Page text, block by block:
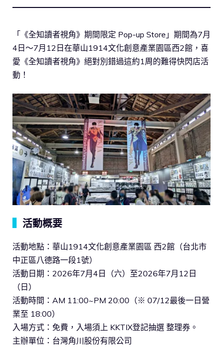
「《全知讀者視角》期間限定 Pop-up Store」期間為7月
4日～7月12日在華山1914文化創意產業園區西2館，喜
愛《全知讀者視角》絕對別錯過這約1周的難得快閃店活
動！
活動概要
活動地點：華山1914文化創意產業園區 西2館（台北市
中正區八德路一段1號）
活動日期：2026年7月4日（六）至2026年7月12日
（日）
活動時間：AM 11:00~PM 20:00（※ 07/12最後一日營
業至 18:00）
入場方式：免費，入場須上 KKTIX登記抽選 整理券。
主辦單位：台灣角川股份有限公司